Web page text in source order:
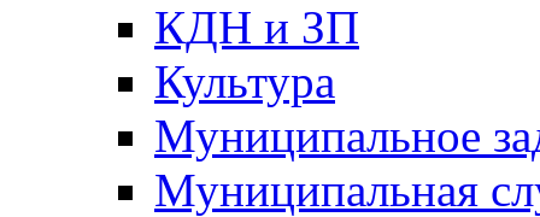
КДН и ЗП
Культура
Муниципальное
Муниципальная